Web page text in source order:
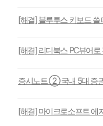
[해결] 블루투스 키보드 쓸
[해결] 리디북스 PC뷰어
증시노트 ② 국내 5대 증
[해결] 마이크로소프트 에